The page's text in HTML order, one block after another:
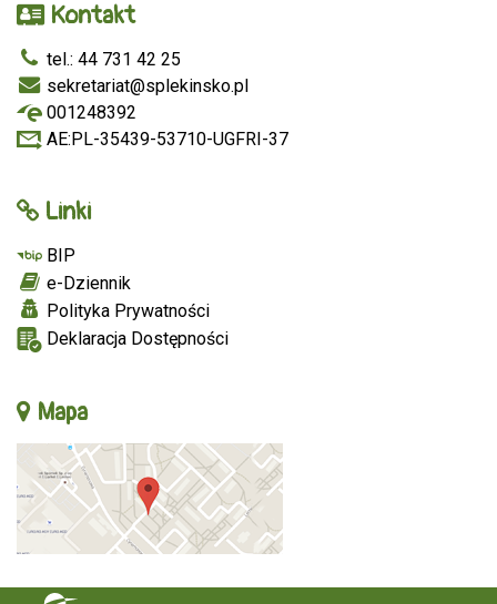
Kontakt
tel.: 44 731 42 25
sekretariat@splekinsko.pl
001248392
AE:PL-35439-53710-UGFRI-37
Linki
BIP
e-Dziennik
Polityka Prywatności
Deklaracja Dostępności
Mapa